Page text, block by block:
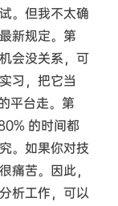
。但我不太确
新规定。第
会没关系，可
习，把它当
平台走。第
的时间都
。如果你对技
痛苦。因此，
析工作，可以